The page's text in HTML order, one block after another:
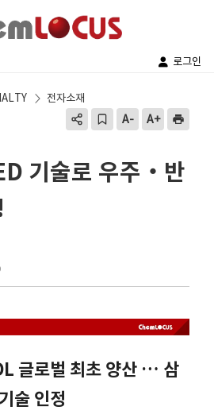
로그인
전자소재
기술로 우주‧반
글로벌 최초 양산 … 삼
술 인정